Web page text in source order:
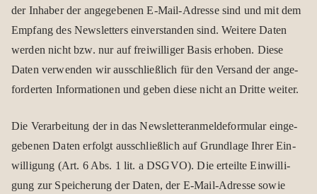
der Inha­ber der ange­ge­be­nen E‑Mail-Adresse sind und mit dem
Emp­fang des News­let­ters ein­ver­stan­den sind. Wei­tere Daten
wer­den nicht bzw. nur auf frei­wil­li­ger Basis erho­ben. Diese
Daten ver­wen­den wir aus­schließ­lich für den Ver­sand der ange­
for­der­ten Infor­ma­tio­nen und geben diese nicht an Dritte wei­ter.
Die Ver­ar­bei­tung der in das News­let­ter­an­mel­de­for­mu­lar ein­ge­
ge­be­nen Daten erfolgt aus­schließ­lich auf Grund­lage Ihrer Ein­
wil­li­gung (Art. 6 Abs. 1 lit. a DSGVO). Die erteilte Ein­wil­li­
gung zur Spei­che­rung der Daten, der E‑Mail-Adresse sowie